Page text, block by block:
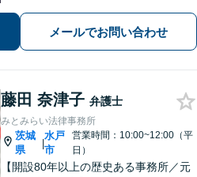
メールでお問い合わせ
藤田 奈津子 弁護士
みとみらい法律事務所
茨城
県
|
水戸
市
営業時間：10:00~12:00（平
日）
【開設80年以上の歴史ある事務所／元